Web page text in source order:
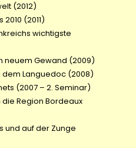
(2012)
(2011)
wichtigste
neuem Gewand (2009)
Languedoc (2008)
(2007 – 2. Seminar)
Region Bordeaux
und auf der Zunge